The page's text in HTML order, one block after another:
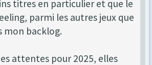
titres en particulier et que le
parmi les autres jeux que
mon backlog.
attentes pour 2025, elles